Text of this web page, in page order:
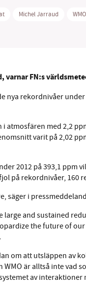
Michel Jarraud WMO
varnar FN:s
nya rekordnivåer
atmosfären med 2,2
varit på 2,02
2012 på 393,1 ppm
på rekordnivåer,
säger i
and sustained
the future of
om att utsläppen av
är alltså inte vad
av
SMB
ideella